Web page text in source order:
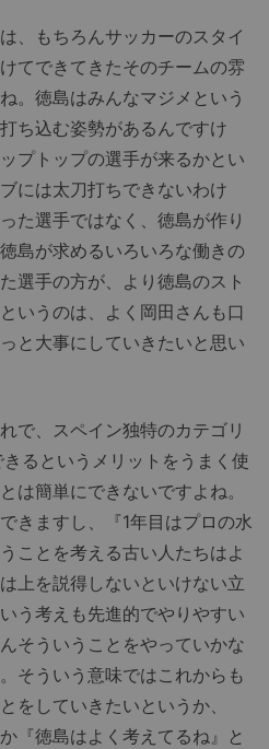
、もちろんサッカーのスタイ
てできてきたそのチームの雰
。徳島はみんなマジメという
ち込む姿勢があるんですけ
プトップの選手が来るかとい
には太刀打ちできないわけ
た選手ではなく、徳島が作り
島が求めるいろいろな働きの
選手の方が、より徳島のスト
いうのは、よく岡田さんも口
と大事にしていきたいと思い
で、スペイン独特のカテゴリ
るというメリットをうまく使
は簡単にできないですよね。
きますし、『1年目はプロの水
ことを考える古い人たちはよ
上を説得しないといけない立
う考えも先進的でやりやすい
そういうことをやっていかな
そういう意味ではこれからも
をしていきたいというか、
『徳島はよく考えてるね』と